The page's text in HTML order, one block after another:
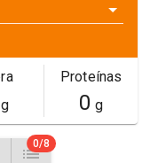
g
Proteínas
0 g
0/8